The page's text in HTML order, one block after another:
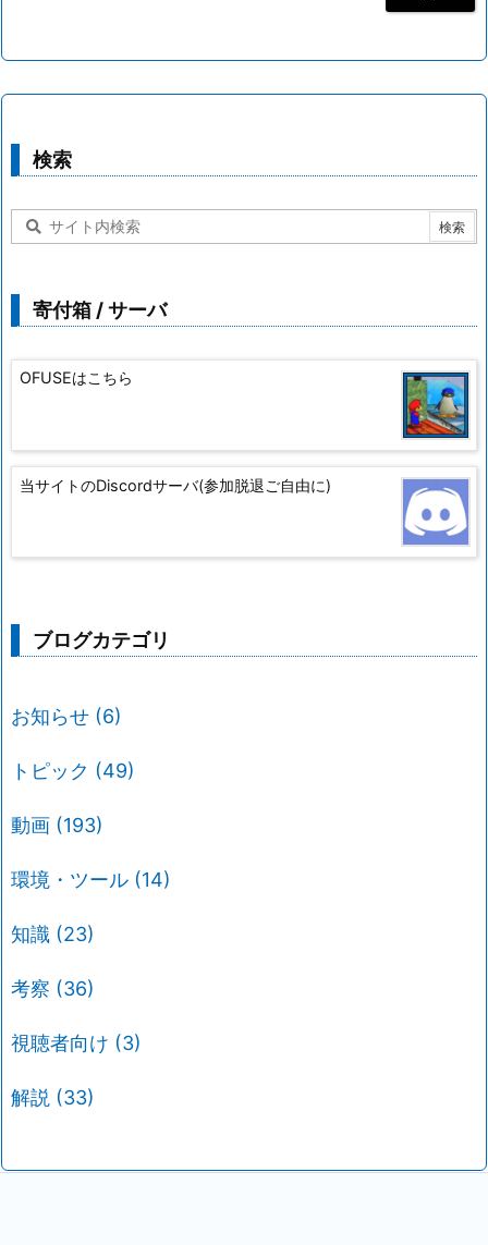
検索
寄付箱 / サーバ
OFUSEはこちら
当サイトのDiscordサーバ(参加脱退ご自由に)
ブログカテゴリ
お知らせ (6)
トピック (49)
動画 (193)
環境・ツール (14)
知識 (23)
考察 (36)
視聴者向け (3)
解説 (33)